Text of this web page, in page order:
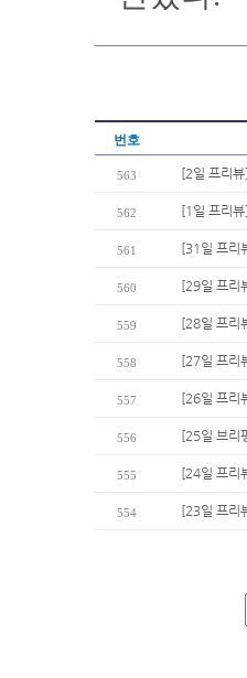
번호
563 [2일 프리
562 [1일 프리
561 [31일 프리
560 [29일 프리
559 [28일 프리
558 [27일 프리
557 [26일 프리
556 [25일 브리
555 [24일 프리
554 [23일 프리